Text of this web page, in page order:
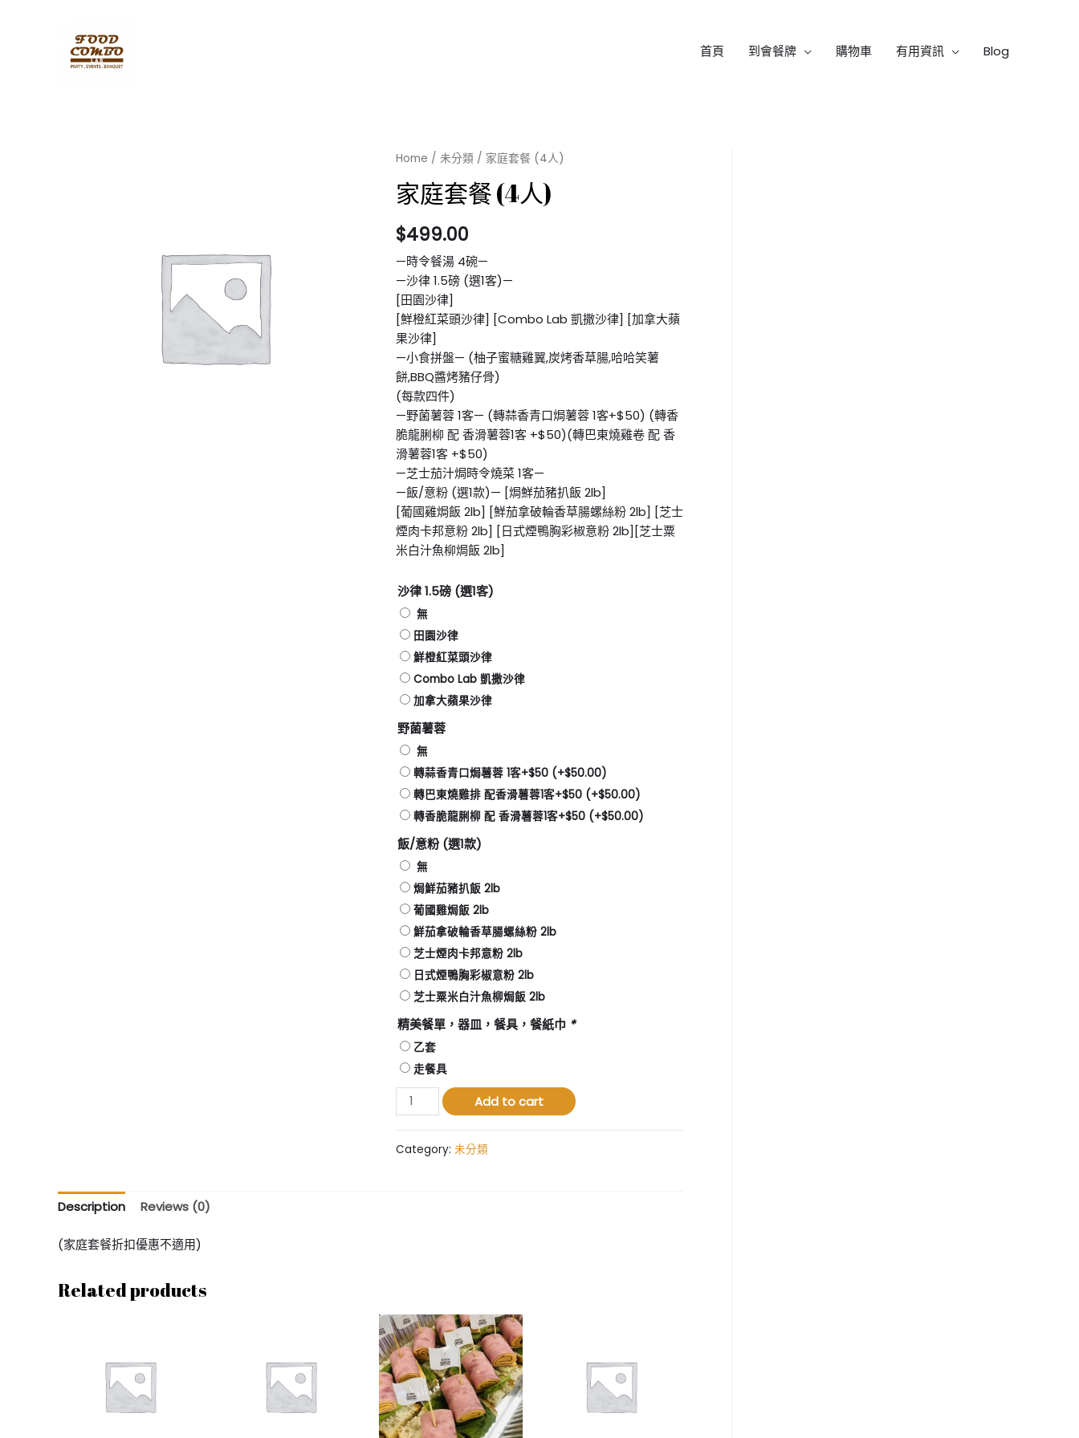
首頁 到會餐牌 購物車 有用資訊 Blog
Home / 未分類/ 家庭套餐 (4人)
家庭套餐 (4人)
$499.00
—時令餐湯 4碗—
—沙律 1.5磅 (選1客)—
[田園沙律]
[鮮橙紅菜頭沙律] [Combo Lab 凱撒沙律] [加拿大蘋
果沙律]
—小食拼盤— (柚子蜜糖雞翼,炭烤香草腸,哈哈笑薯
餅,BBQ醬烤豬仔骨)
(每款四件)
—野菌薯蓉 1客— (轉蒜香青口焗薯蓉 1客+$50) (轉香
脆龍脷柳 配 香滑薯蓉1客 +$50)(轉巴東燒雞卷 配 香
滑薯蓉1客 +$50)
—芝士茄汁焗時令燒菜 1客—
—飯/意粉 (選1款)— [焗鮮茄豬扒飯 2lb]
[葡國雞焗飯 2lb] [鮮茄拿破輪香草腸螺絲粉 2lb] [芝士
煙肉卡邦意粉 2lb] [日式煙鴨胸彩椒意粉 2lb][芝士粟
米白汁魚柳焗飯 2lb]
沙律 1.5磅 (選1客)
無
田園沙律
鮮橙紅菜頭沙律
Combo Lab 凱撒沙律
加拿大蘋果沙律
野菌薯蓉
無
轉蒜香青口焗薯蓉 1客+$50 (+$50.00)
轉巴東燒雞排 配香滑薯蓉1客+$50 (+$50.00)
轉香脆龍脷柳 配 香滑薯蓉1客+$50 (+$50.00)
飯/意粉 (選1款)
無
焗鮮茄豬扒飯 2lb
葡國雞焗飯 2lb
鮮茄拿破輪香草腸螺絲粉 2lb
芝士煙肉卡邦意粉 2lb
日式煙鴨胸彩椒意粉 2lb
芝士粟米白汁魚柳焗飯 2lb
精美餐單，器皿，餐具，餐紙巾 *
乙套
走餐具
庭
餐
Add to cart
Category: 未分類
Description Reviews (0)
(家庭套餐折扣優惠不適用)
Related products